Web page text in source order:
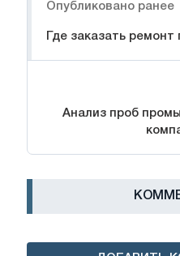
Опубликовано ранее
Где заказать
Анализ проб